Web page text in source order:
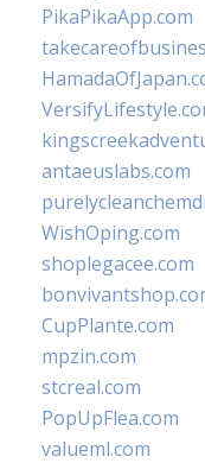
PikaPikaApp.com
antaeuslabs.com
WishOping.com
shoplegacee.com
CupPlante.com
mpzin.com
stcreal.com
PopUpFlea.com
valueml.com